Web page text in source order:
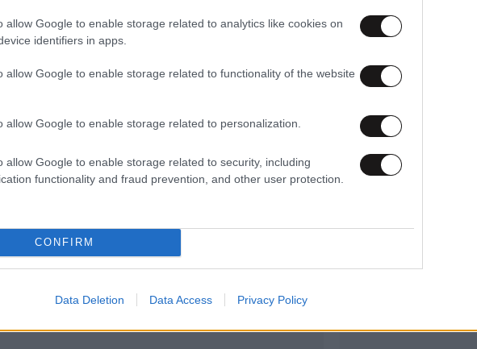
allow Google to enable storage related to analytics like cookies on
identifiers in apps.
allow Google to enable storage related to functionality of the website
allow Google to enable storage related to personalization.
allow Google to enable storage related to security, including
functionality and fraud prevention, and other user protection.
CONFIRM
Data Deletion Data Access Privacy Policy
ταινία που ακολούθησε, σε
με πρωταγωνιστή τον
της δημιουργίας της ροκ όπερας με κύριο
, καταξιωμένοι επαγγελματίες του
ενώσουν τις δυνάμεις τους και το
και αποθεώνεται από εκατομμύρια θεατές σε